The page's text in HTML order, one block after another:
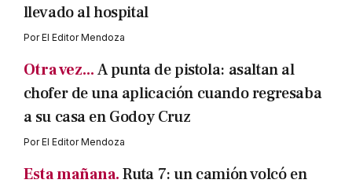
llevado al hospital
PorEl Editor Mendoza
Otra vez...A punta de pistola: asaltan al
chofer de una aplicación cuando regresaba
a su casa en Godoy Cruz
PorEl Editor Mendoza
Esta mañana.Ruta 7: un camión volcó en